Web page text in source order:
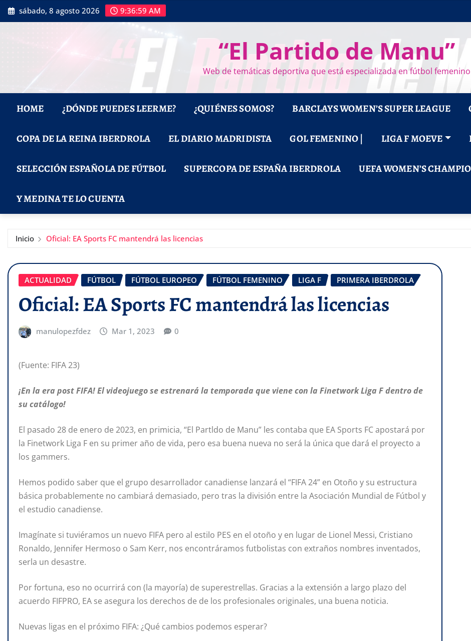
Saltar
al
sábado, 8 agosto 2026 9:37:00 AM
“El Partido de Manu”
Web de temáticas deportiva que está especializada en fútbol femenino
HOME ¿DÓNDE PUEDES LEERME? ¿QUIÉNES SOMOS? BARCLAYS WOMEN’S SUPER LEAGUE
COPA DE LA REINA IBERDROLA EL DIARIO MADRIDISTA GOL FEMENINO | LIGA F MOEVE
SELECCIÓN ESPAÑOLA DE FÚTBOL SUPERCOPA DE ESPAÑA IBERDROLA UEFA WOMEN’S
Y MEDINA TE LO CUENTA
Inicio Oficial: EA Sports FC mantendrá las licencias
ACTUALIDAD FÚTBOL FÚTBOL EUROPEO FÚTBOL FEMENINO LIGA F PRIMERA IBERDROLA
Oficial: EA Sports FC mantendrá las licencias
manulopezfdez Mar 1, 2023 0
(Fuente: FIFA 23)
¡En la era post FIFA! El videojuego se estrenará la temporada que viene con la Finetwork Liga F dentro de
su catálogo!
El pasado 28 de enero de 2023, en primicia, “El Partldo de Manu” les contaba que EA Sports FC apostará por
la Finetwork Liga F en su primer año de vida, pero esa buena nueva no será la única que dará el proyecto a
los gammers.
Hemos podido saber que el grupo desarrollador canadiense lanzará el “FIFA 24” en Otoño y su estructura
básica probablemente no cambiará demasiado, pero tras la división entre la Asociación Mundial de Fútbol y
el estudio canadiense.
Imagínate si tuviéramos un nuevo FIFA pero al estilo PES en el otoño y en lugar de Lionel Messi, Cristiano
Ronaldo, Jennifer Hermoso o Sam Kerr, nos encontráramos futbolistas con extraños nombres inventados,
serla un desastre.
Por fortuna, eso no ocurrirá con (la mayoría) de superestrellas. Gracias a la extensión a largo plazo del
acuerdo FIFPRO, EA se asegura los derechos de de los profesionales originales, una buena noticia.
Nuevas ligas en el próximo FIFA: ¿Qué cambios podemos esperar?